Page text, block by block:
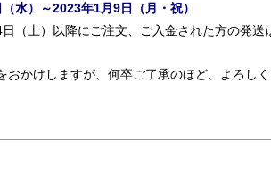
水）～2023年1月9日（月・祝）
（土）以降にご注文、ご入金された方の発送
おかけしますが、何卒ご了承のほど、よろしく